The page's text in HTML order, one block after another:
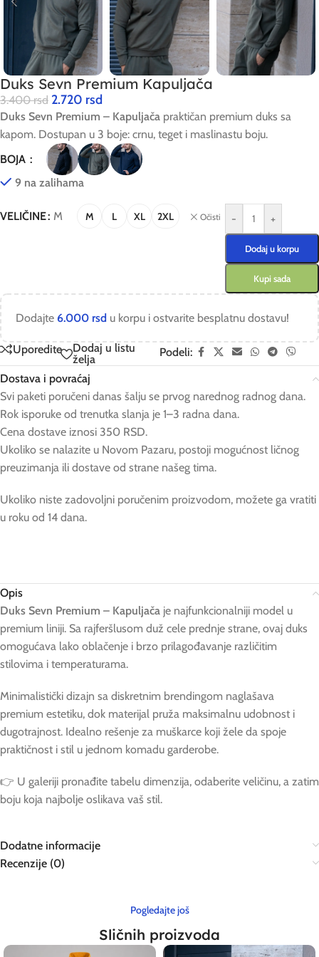
Duks Sevn Premium Kapuljača
3.400rsd 2.720 rsd
Duks Sevn Premium – Kapuljača praktičan premium duks sa
kapom. Dostupan u 3 boje: crnu, teget i maslinastu boju.
BOJA
9 na zalihama
VELIČINE M M L XL 2XL Očisti - +
Dodaj u korpu
Kupi sada
Dodajte 6.000 rsd u korpu i ostvarite besplatnu dostavu!
Uporedite
Dodaj u listu
želja
Podeli:
Dostava i povraćaj
Svi paketi poručeni danas šalju se prvog narednog radnog dana.
Rok isporuke od trenutka slanja je 1–3 radna dana.
Cena dostave iznosi 350 RSD.
Ukoliko se nalazite u Novom Pazaru, postoji mogućnost ličnog
preuzimanja ili dostave od strane našeg tima.
Ukoliko niste zadovoljni poručenim proizvodom, možete ga vratiti
u roku od 14 dana.
Opis
Duks Sevn Premium – Kapuljača je najfunkcionalniji model u
premium liniji. Sa rajferšlusom duž cele prednje strane, ovaj duks
omogućava lako oblačenje i brzo prilagođavanje različitim
stilovima i temperaturama.
Minimalistički dizajn sa diskretnim brendingom naglašava
premium estetiku, dok materijal pruža maksimalnu udobnost i
dugotrajnost. Idealno rešenje za muškarce koji žele da spoje
praktičnost i stil u jednom komadu garderobe.
👉 U galeriji pronađite tabelu dimenzija, odaberite veličinu, a zatim
boju koja najbolje oslikava vaš stil.
Dodatne informacije
Recenzije (0)
Pogledajte još
Sličnih proizvoda